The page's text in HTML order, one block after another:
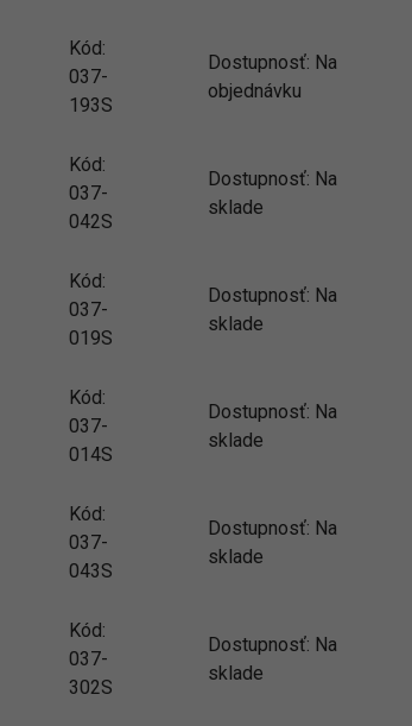
Kód:
037-
193S
Dostupnosť: Na
objednávku
Kód:
037-
042S
Dostupnosť: Na
sklade
Kód:
037-
019S
Dostupnosť: Na
sklade
Kód:
037-
014S
Dostupnosť: Na
sklade
Kód:
037-
043S
Dostupnosť: Na
sklade
Kód:
037-
302S
Dostupnosť: Na
sklade